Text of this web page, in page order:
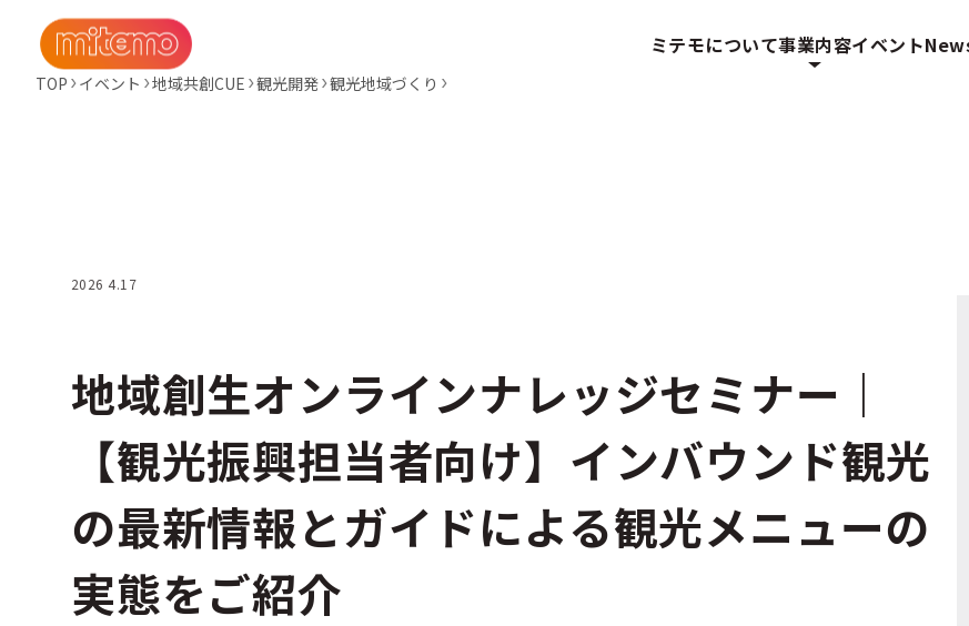
ミテモについて事業内容イベント
TOP イベント 地域共創CUE 観光開発 観光地域づくり
2026 4.17
地域創生オンラインナレッジセミナー｜
【観光振興担当者向け】インバウンド観光
の最新情報とガイドによる観光メニューの
実態をご紹介